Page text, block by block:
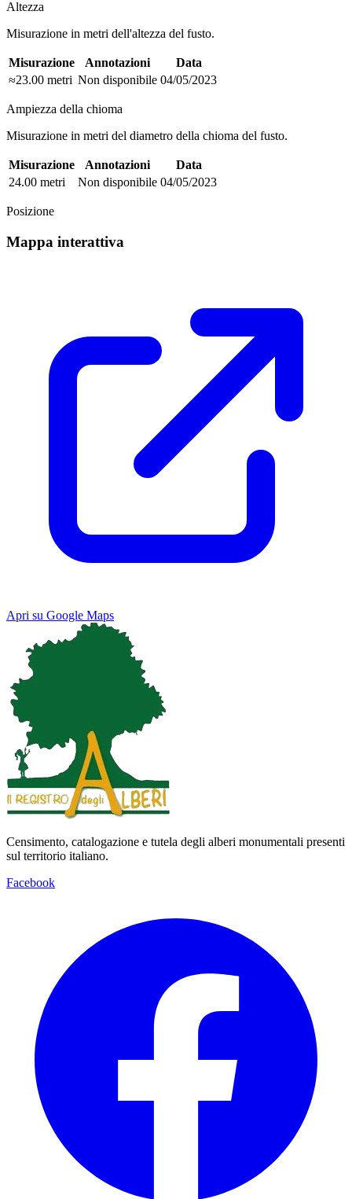
Altezza
Misurazione in metri dell'altezza del fusto.
Misurazione Annotazioni
Data
≈23.00 metri Non disponibile 04/05/2023
Ampiezza della chioma
Misurazione in metri del diametro della chioma del fusto.
Misurazione Annotazioni
Data
24.00 metri
Non disponibile 04/05/2023
Posizione
Mappa interattiva
Apri su Google Maps
Map Satellite
Keyboard shortcuts
Censimento, catalogazione e tutela degli alberi monumentali presenti
sul territorio italiano.
Facebook